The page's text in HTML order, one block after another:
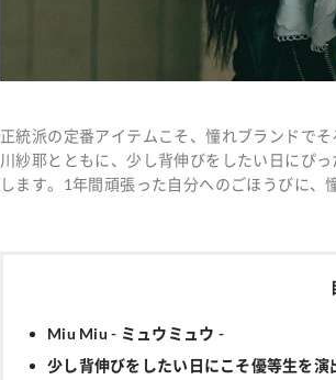
正統派の定番アイテムこそ、憧れブランドで
川紗耶とともに、少し背伸びをしたい日にぴ
します。1年間頑張った自分へのごほうびに
Miu Miu - ミュウミュウ -
少し背伸びをしたい日にこそ優等生を演